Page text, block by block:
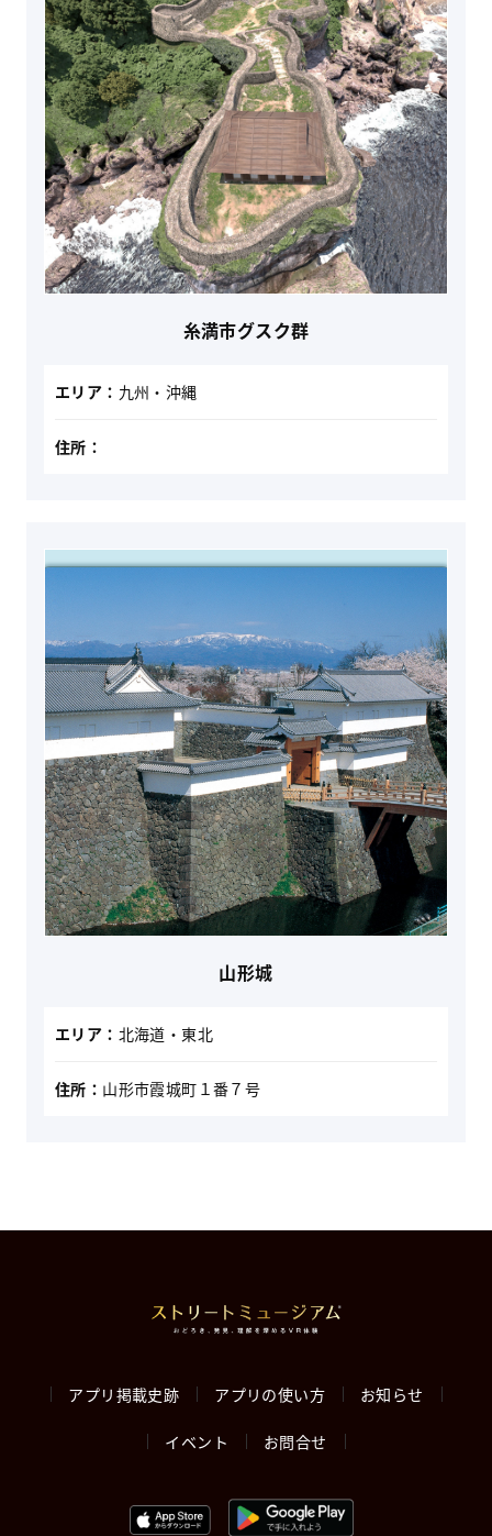
糸満市グスク群
エリア： 九州・沖縄
住所：
山形城
エリア： 北海道・東北
住所： 山形市霞城町１番７号
アプリ掲載史跡 アプリの使い方 お知らせ
イベント お問合せ